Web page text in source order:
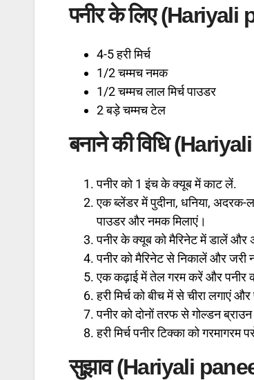
पनीर के लिए
4-5 हरी मिर्च
1/2 चम्मच नमक
1/2 चम्मच लाल मिर्च पाउडर
2 बड़े चम्मच टेल
बनाने की विधि
पनीर को 1 इंच के क्यूब में काट लें.
एक ब्लेंडर में पुदीना, धनिया, अदरक-
पाउडर और नमक मिलाएं।
पनीर के क्यूब को मैरिनेट में डालें और
पनीर को मैरिनेट से निकालें और
एक कढ़ाई में तेल गरम करें और पनीर
हरी मिर्च को बीच में से चीरा लगाएं
पनीर को दोनों तरफ से गोल्डन
हरी मिर्च पनीर टिक्का को गरमागरम
सुझाव (Hariyali